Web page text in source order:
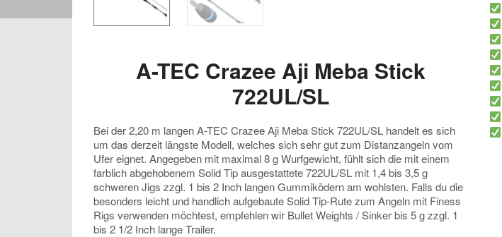
A-TEC Crazee Aji Meba Stick
722UL/SL
Bei der 2,20 m langen A-TEC Crazee Aji Meba Stick 722UL/SL handelt es sich
um das derzeit längste Modell, welches sich sehr gut zum Distanzangeln vom
Ufer eignet. Angegeben mit maximal 8 g Wurfgewicht, fühlt sich die mit einem
farblich abgehobenem Solid Tip ausgestattete 722UL/SL mit 1,4 bis 3,5 g
schweren Jigs zzgl. 1 bis 2 Inch langen Gummiködern am wohlsten. Falls du die
besonders leicht und handlich aufgebaute Solid Tip-Rute zum Angeln mit Finess
Rigs verwenden möchtest, empfehlen wir Bullet Weights / Sinker bis 5 g zzgl. 1
bis 2 1/2 Inch lange Trailer.